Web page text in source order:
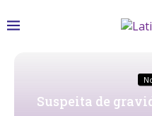
Suspeita de